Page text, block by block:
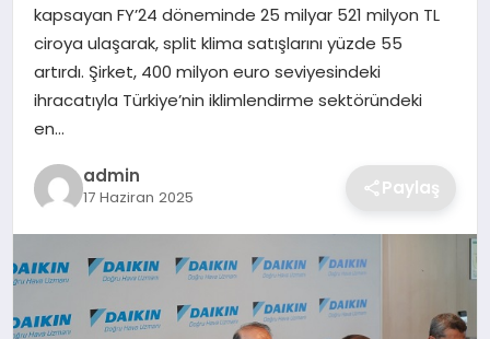
YAŞAM
kapsayan FY’24 döneminde 25 milyar 521 milyon TL
ciroya ulaşarak, split klima satışlarını yüzde 55
artırdı. Şirket, 400 milyon euro seviyesindeki
ihracatıyla Türkiye’nin iklimlendirme sektöründeki
en…
admin
17 Haziran 2025 Paylaş